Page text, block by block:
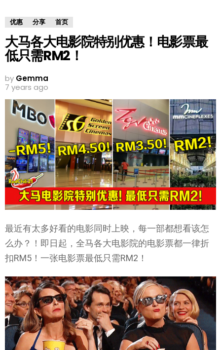
优惠 分享 首页
大马各大电影院特别优惠！电影票最
低只需RM2！
by Gemma
7 years ago
最近有太多好看的电影同时上映，每一部都想看该怎
么办？！即日起，全马各大电影院的电影票都一律折
扣RM5！一张电影票最低只需RM2！